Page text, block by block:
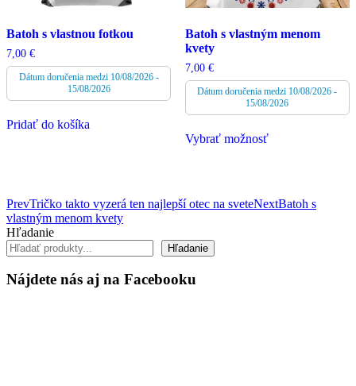
Batoh s vlastnou fotkou
7,00 €
Dátum doručenia medzi 10/08/2026 -
15/08/2026
Pridať do košíka
Batoh s vlastným menom
kvety
7,00 €
Dátum doručenia medzi 10/08/2026 -
15/08/2026
Vybrať možnosť
Post
navigation
PrevTričko takto vyzerá ten najlepší otec na sveteNextBatoh s
vlastným menom kvety
Hľadanie
Hľadanie
Nájdete nás aj na Facebooku